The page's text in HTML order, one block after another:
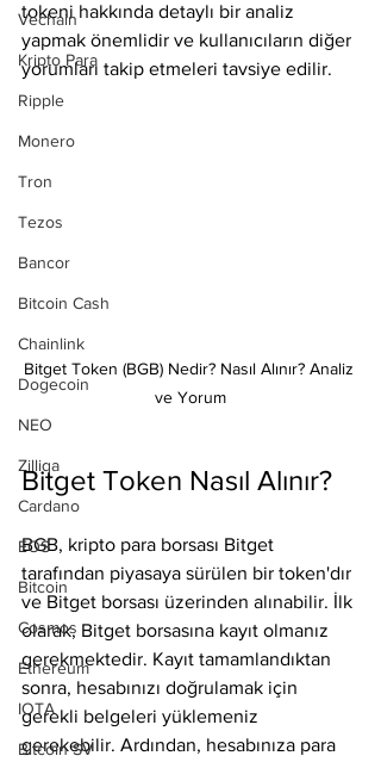
Vechain
Kripto Para
Ripple
Monero
Tron
Tezos
Bancor
Bitcoin Cash
Chainlink
Dogecoin
NEO
Zilliqa
Cardano
EOS
Bitcoin
Cosmos
Ethereum
IOTA
Bitcoin SV
tokeni hakkında detaylı bir analiz
yapmak önemlidir ve kullanıcıların diğer
yorumları takip etmeleri tavsiye edilir.
Bitget Token (BGB) Nedir? Nasıl Alınır? Analiz
ve Yorum
Bitget Token Nasıl Alınır?
BGB, kripto para borsası Bitget
tarafından piyasaya sürülen bir token'dır
ve Bitget borsası üzerinden alınabilir. İlk
olarak, Bitget borsasına kayıt olmanız
gerekmektedir. Kayıt tamamlandıktan
sonra, hesabınızı doğrulamak için
gerekli belgeleri yüklemeniz
gerekebilir. Ardından, hesabınıza para